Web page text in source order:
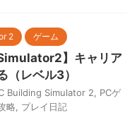
2 ゲーム
】キャリア
（レベル3）
Building Simulator 2
PCゲ
略 プレイ日記